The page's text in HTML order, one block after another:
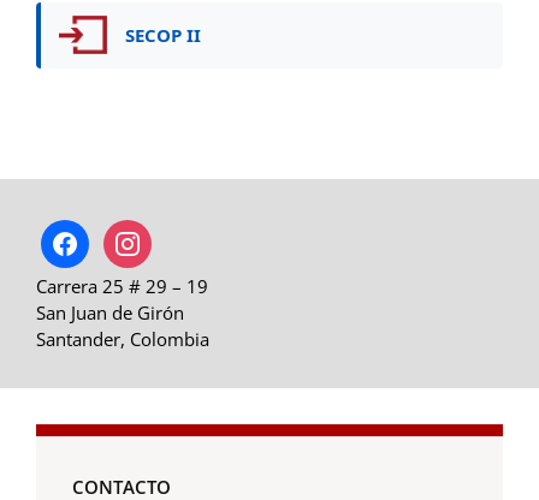
SECOP II
facebookinstagram
Carrera 25 # 29 – 19
San Juan de Girón
Santander, Colombia
CONTACTO